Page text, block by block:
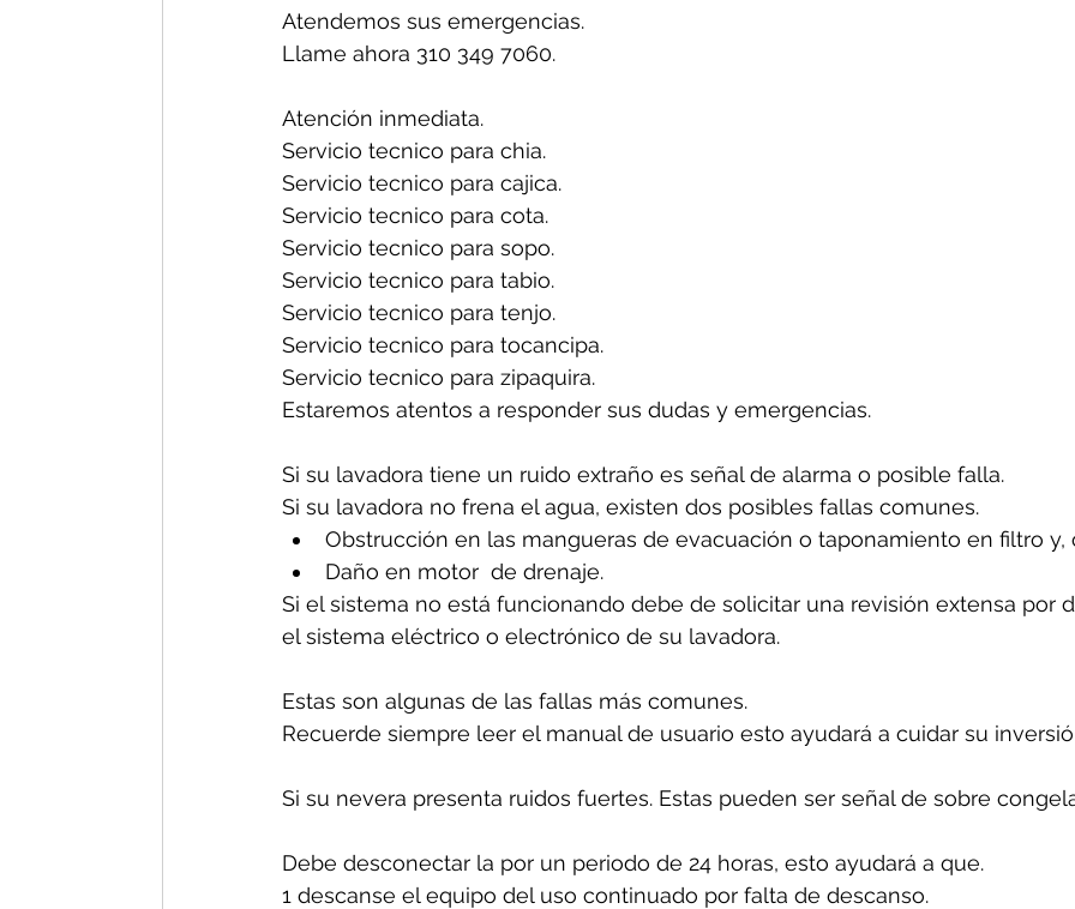
Atendemos sus emergencias.
Llame ahora 310 349 7060.
Atención inmediata.
Servicio tecnico para chia.
Servicio tecnico para cajica.
Servicio tecnico para cota.
Servicio tecnico para sopo.
Servicio tecnico para tabio.
Servicio tecnico para tenjo.
Servicio tecnico para tocancipa.
Servicio tecnico para zipaquira.
Estaremos atentos a responder sus dudas y emergencias.
Si su lavadora tiene un ruido extraño es señal de alarma o posible falla.
Si su lavadora no frena el agua, existen dos posibles fallas comunes.
Obstrucción en las mangueras de evacuación o taponamiento en filtro y,
Daño en motor  de drenaje.
Si el sistema no está funcionando debe de solicitar una revisión extensa por
el sistema eléctrico o electrónico de su lavadora.
Estas son algunas de las fallas más comunes.
Recuerde siempre leer el manual de usuario esto ayudará a cuidar su
Si su nevera presenta ruidos fuertes. Estas pueden ser señal de sobre
Debe desconectar la por un periodo de 24 horas, esto ayudará a que.
1 descanse el equipo del uso continuado por falta de descanso.